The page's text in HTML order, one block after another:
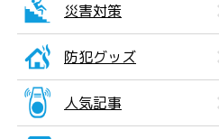
災害対策
防犯グッズ
人気記事